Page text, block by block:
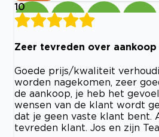
10
Zeer tevreden over aankoop
Goede prijs/kwaliteit
worden nagekomen, zeer
de aankoop, je heb het
wensen van de klant wordt
dat je geen vaste klant bent.
tevreden klant. Jos en zijn